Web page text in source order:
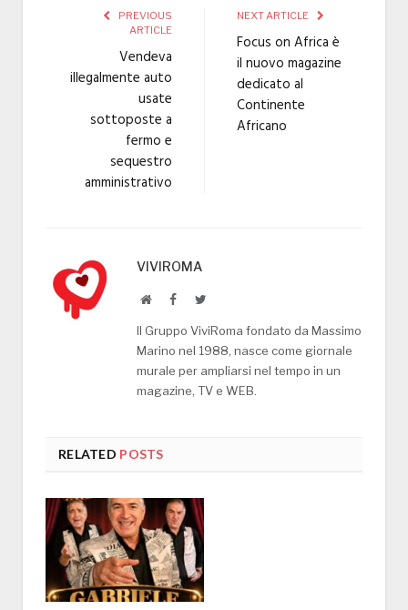
PREVIOUS
ARTICLE
Vendeva
illegalmente auto
usate
sottoposte a
fermo e
sequestro
amministrativo
NEXT ARTICLE
Focus on Africa è
il nuovo magazine
dedicato al
Continente
Africano
VIVIROMA
WebsiteFacebookTwitter
Il Gruppo ViviRoma fondato da Massimo
Marino nel 1988, nasce come giornale
murale per ampliarsi nel tempo in un
magazine, TV e WEB.
RELATED POSTS